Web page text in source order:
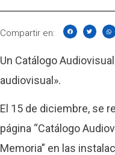
Compartir en:
Un Catálogo
audiovisual».
El 15 de diciembre, se
página “Catálogo
Memoria” en las